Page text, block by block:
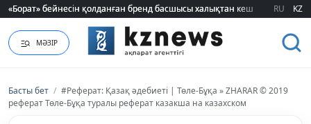
«Борат» бейнесін қолданған бренд басшысы халықтан кешірім сұрады
«Борат» бейнесін қолданған бренд басшысы халықтан кешірім сұрады
RU KZ
МӘЗІР
Басты бет / #Реферат: Қазақ әдебиеті | Төле-Бұқа » ZHARAR © 2019
реферат Төле-Бұқа туралы реферат казакша на казахском